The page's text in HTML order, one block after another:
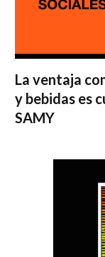
La ventaja
y bebidas es
SAMY